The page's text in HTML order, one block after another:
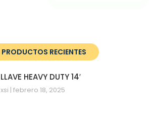
PRODUCTOS RECIENTES
LLAVE HEAVY DUTY 14′
xsi febrero 18, 2025